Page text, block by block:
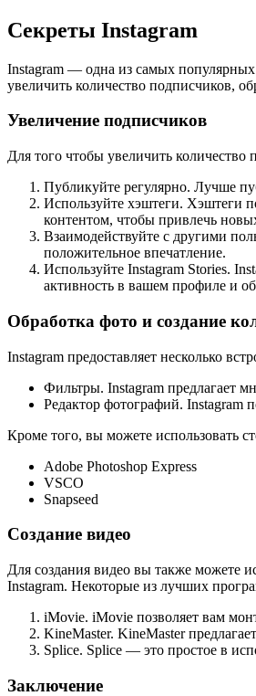
Секреты Instagram
Instagram — одна из самых популярных
увеличить количество подписчиков,
Увеличение подписчиков
Для того чтобы увеличить
Публикуйте регулярно. Лучше
Используйте хэштеги. Хэштеги
контентом, чтобы привлечь
Взаимодействуйте с другими
положительное впечатление.
Используйте Instagram Stories.
активность в вашем профиле и
Обработка фото и создание
Instagram предоставляет несколько
Фильтры. Instagram предлагает
Редактор фотографий. Instagram
Кроме того, вы можете использовать
Adobe Photoshop Express
VSCO
Snapseed
Создание видео
Для создания видео вы также можете
Instagram. Некоторые из лучших
iMovie. iMovie позволяет вам
KineMaster. KineMaster
Splice. Splice — это простое в
Заключение